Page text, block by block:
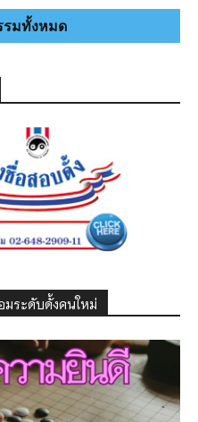
รมทั้งหมด
ระดับดั้งคนใหม่